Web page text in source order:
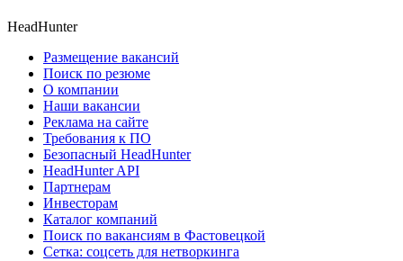
HeadHunter
Размещение вакансий
Поиск по резюме
О компании
Наши вакансии
Реклама на сайте
Требования к ПО
Безопасный HeadHunter
HeadHunter API
Партнерам
Инвесторам
Каталог компаний
Поиск по вакансиям в Фастовецкой
Сетка: соцсеть для нетворкинга